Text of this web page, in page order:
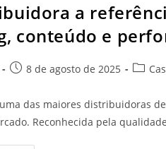
a
conteúdo e
8 de agosto de 2025
das maiores distribuidoras
Reconhecida pela